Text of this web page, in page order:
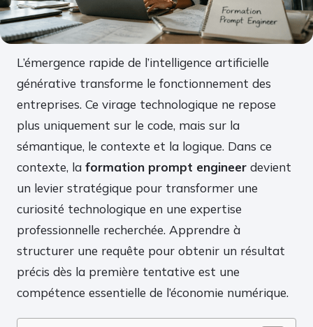
L’émergence rapide de l’intelligence artificielle
générative transforme le fonctionnement des
entreprises. Ce virage technologique ne repose
plus uniquement sur le code, mais sur la
sémantique, le contexte et la logique. Dans ce
contexte, la formation prompt engineer devient
un levier stratégique pour transformer une
curiosité technologique en une expertise
professionnelle recherchée. Apprendre à
structurer une requête pour obtenir un résultat
précis dès la première tentative est une
compétence essentielle de l’économie numérique.